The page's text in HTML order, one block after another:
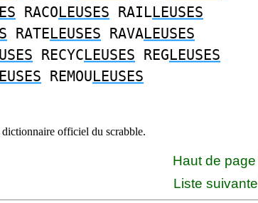
RACOLEUSES RAILLEUSES
RATELEUSES RAVALEUSES
RECYCLEUSES REGLEUSES
REMOULEUSES
officiel du scrabble.
Haut de page
Liste suivante